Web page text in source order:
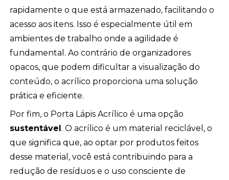
rapidamente o que está armazenado, facilitando o
acesso aos itens. Isso é especialmente útil em
ambientes de trabalho onde a agilidade é
fundamental. Ao contrário de organizadores
opacos, que podem dificultar a visualização do
conteúdo, o acrílico proporciona uma solução
prática e eficiente.
Por fim, o Porta Lápis Acrílico é uma opção
sustentável. O acrílico é um material reciclável, o
que significa que, ao optar por produtos feitos
desse material, você está contribuindo para a
redução de resíduos e o uso consciente de